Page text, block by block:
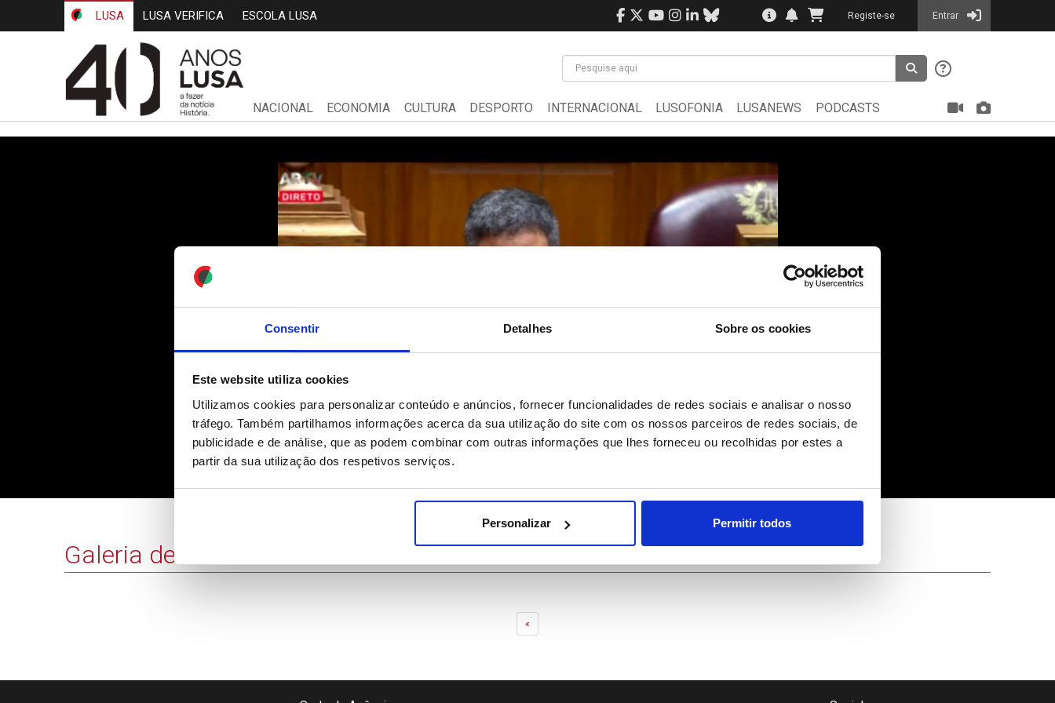
Consentir Detalhes Sobre os cookies
Este website utiliza cookies
Utilizamos cookies para personalizar conteúdo e anúncios, fornecer funcionalidades de redes sociais e analisar o nosso
tráfego. Também partilhamos informações acerca da sua utilização do site com os nossos parceiros de redes sociais, de
publicidade e de análise, que as podem combinar com outras informações que lhes forneceu ou recolhidas por estes a
partir da sua utilização dos respetivos serviços.
Personalizar Permitir todos
LUSA LUSA VERIFICA ESCOLA LUSA Registe-se Entrar
NACIONAL ECONOMIA CULTURA DESPORTO INTERNACIONAL LUSOFONIA LUSANEWS PODCASTS
Irão: Montenegro diz que utilização das Lajes “tem cumprido pressupostos subjacentes” à autorização portuguesa
Galeria de Vídeos
«